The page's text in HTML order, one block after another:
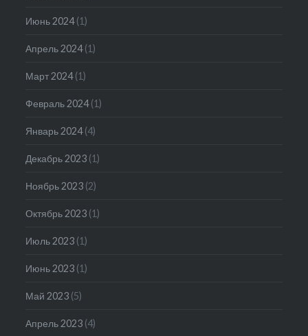
Июнь 2024(1)
Апрель 2024(1)
Март 2024(1)
Февраль 2024(1)
Январь 2024(4)
Декабрь 2023 (1)
Ноябрь 2023 (2)
Октябрь 2023 (1)
Июль 2023 (1)
Июнь 2023 (1)
Май 2023 (5)
Апрель 2023 (4)